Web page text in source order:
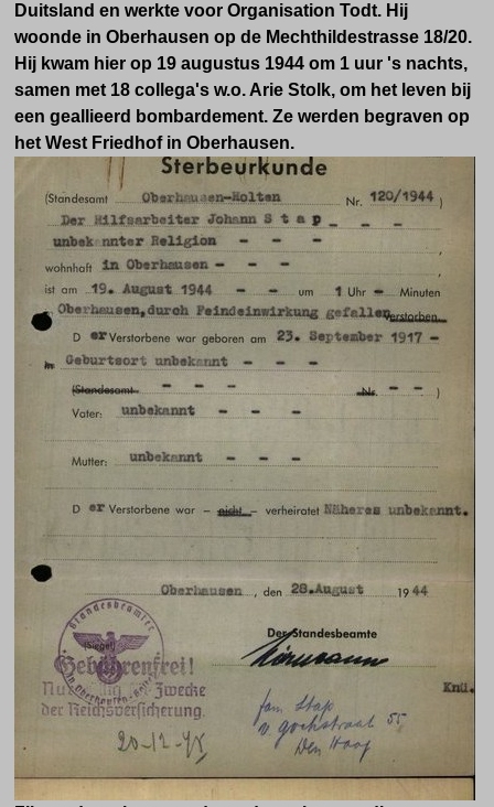
Duitsland en werkte voor Organisation Todt. Hij
woonde in Oberhausen op de Mechthildestrasse 18/20.
Hij kwam hier op 19 augustus 1944 om 1 uur 's nachts,
samen met 18 collega's w.o. Arie Stolk, om het leven bij
een geallieerd bombardement. Ze werden begraven op
het West Friedhof in Oberhausen.